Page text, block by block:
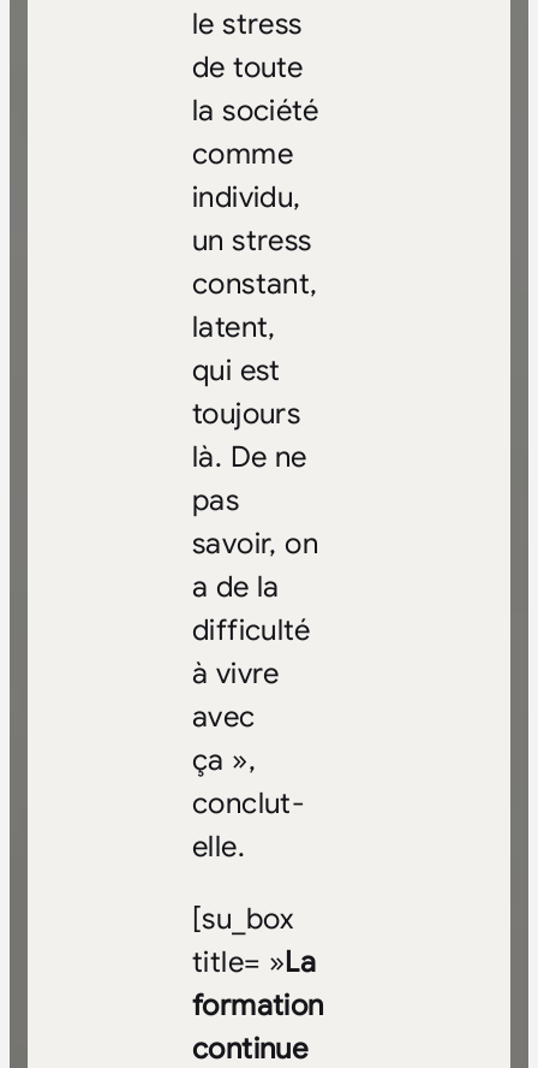
le stress
de toute
la société
comme
individu,
un stress
constant,
latent,
qui est
toujours
là. De ne
pas
savoir, on
a de la
difficulté
à vivre
avec
ça »,
conclut-
elle.
[su_box
title= »La
formation
continue